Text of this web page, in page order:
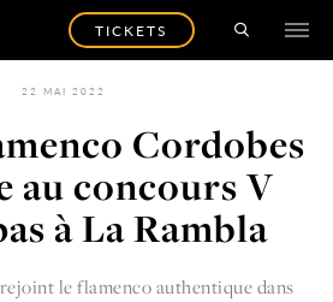
TICKETS
22 MAI 2022
Cordobes
au concours V
à La Rambla
le flamenco authentique dans